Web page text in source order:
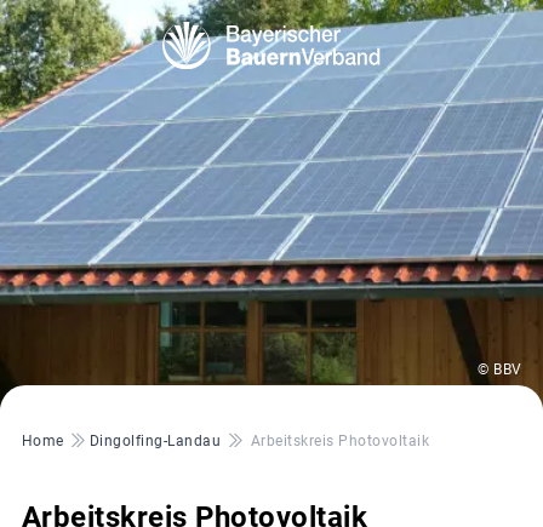
© BBV
Pfadnavigation
Home Dingolfing-Landau Arbeitskreis Photovoltaik
Arbeitskreis Photovoltaik